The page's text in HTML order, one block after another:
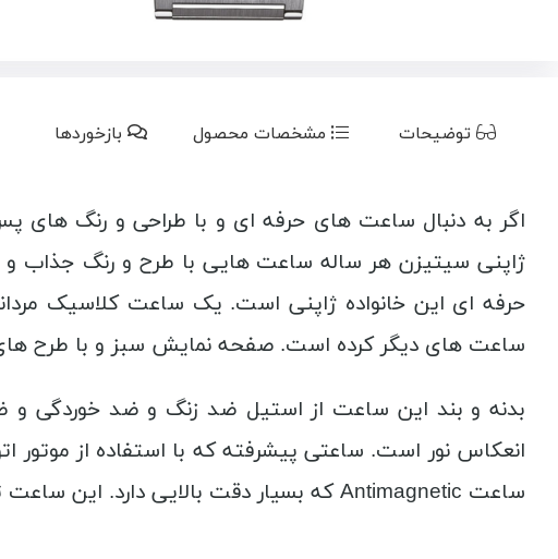
توضیحات مشخصات محصول بازخوردها
اگر به دنبال ساعت های حرفه ای و با طراحی و رنگ های
حرفه ای این خانواده ژاپنی است. یک ساعت کلاسیک
ساعت های دیگر کرده است. صفحه نمایش سبز و با طرح
انعکاس نور است. ساعتی پیشرفته که با استفاده از
ساعت Antimagnetic که بسیار دقت بالایی دارد. این ساعت تا عمق 100 متر ضد آب است.